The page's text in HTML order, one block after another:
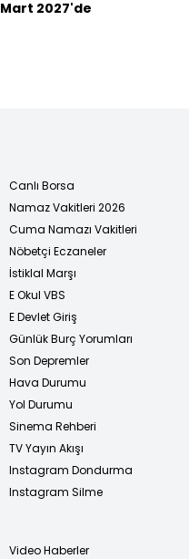
Mart 2027'de
Canlı Borsa
Namaz Vakitleri 2026
Cuma Namazı Vakitleri
Nöbetçi Eczaneler
İstiklal Marşı
E Okul VBS
E Devlet Giriş
Günlük Burç Yorumları
Son Depremler
Hava Durumu
Yol Durumu
Sinema Rehberi
TV Yayın Akışı
Instagram Dondurma
Instagram Silme
Video Haberler